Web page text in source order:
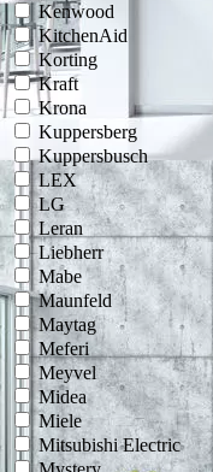
Kenwood
KitchenAid
Korting
Kraft
Krona
Kuppersberg
Kuppersbusch
LEX
LG
Leran
Liebherr
Mabe
Maunfeld
Maytag
Meferi
Meyvel
Midea
Miele
Mitsubishi Electric